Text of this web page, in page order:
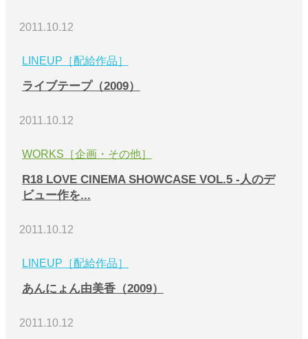
2011.10.12
LINEUP［配給作品］
ライブテープ（2009）
2011.10.12
WORKS［企画・その他］
R18 LOVE CINEMA SHOWCASE VOL.5 -人のデ
ビュー作を...
2011.10.12
LINEUP［配給作品］
あんにょん由美香（2009）
2011.10.12